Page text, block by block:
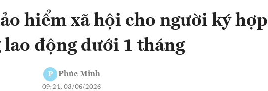
hiểm xã hội cho người ký hợp
lao động dưới 1 tháng
P Phúc Minh
09:24, 03/06/2026